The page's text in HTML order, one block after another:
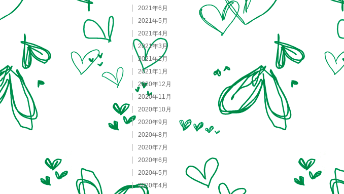
2021年6月
2021年5月
2021年4月
2021年3月
2021年2月
2021年1月
2020年12月
2020年11月
2020年10月
2020年9月
2020年8月
2020年7月
2020年6月
2020年5月
2020年4月